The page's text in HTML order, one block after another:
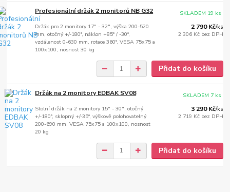
Profesionální držák 2 monitorů NB G32
Držák pro 2 monitory 17" - 32", výška 200-520
mm, otočný +/-180°, náklon +85° / -30°,
vzdálenost 0-630 mm, rotace 360°, VESA 75x75 a
100x100, nosnost 30 kg
2 790 Kč/ks
2 306 Kč bez DPH
SKLADEM 19 ks
Přidat do košíku
Držák na 2 monitory EDBAK SV08
Stolní držák na 2 monitory 15" - 30", otočný
+/-180°, sklopný +/-35°, výškově polohovatelný
200-690 mm, VESA 75x75 a 100x100, nosnost
20 kg
3 290 Kč/ks
2 719 Kč bez DPH
SKLADEM 7 ks
Přidat do košíku